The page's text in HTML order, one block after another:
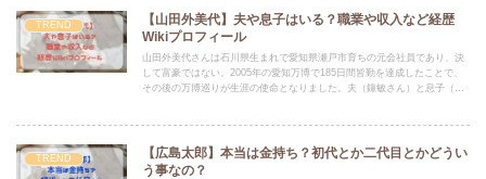
TREND
【山田外美代】夫や息子はいる？職業や収入など経歴
Wikiプロフィール
山田外美代さんは石川県生まれで愛知県瀬戸市育ちの元会社員であり、決
して富豪ではない。2005年の愛知万博で185日間皆勤を達成したことで、
その後の万博巡りが生涯の使命となりました。夫（鐘敏さん）と息子（和
TREND
【広島太郎】本当は金持ち？初代とか二代目とかどうい
う事なの？